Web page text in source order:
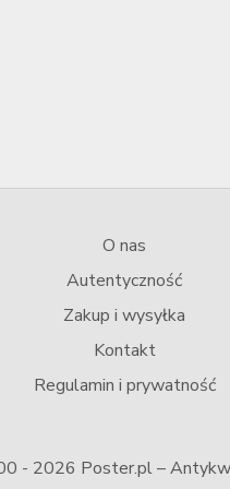
O nas
Autentyczność
Zakup i wysyłka
Kontakt
Regulamin i prywatność
- 2026 Poster.pl –